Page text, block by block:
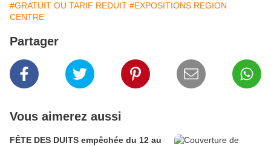
#GRATUIT OU TARIF REDUIT #EXPOSITIONS REGION
CENTRE
Partager
Vous aimerez aussi
FÊTE DES DUITS empêchée du 12 au